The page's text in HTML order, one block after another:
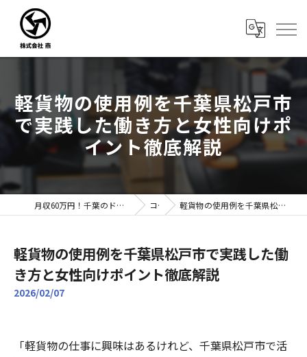
軽貨物の使用例を千葉県松戸市
で実践した働き方と女性向けポ
イント徹底解説
月収60万円！千葉のドライバー転職なら株式会社燕｜未経験歓迎 コラム 軽貨物の使用例を千葉県松戸市で実践した働き方と女性向けポイント徹底解説
軽貨物の使用例を千葉県松戸市で実践した働
き方と女性向けポイント徹底解説
2026/02/07
「軽貨物の仕事に興味はあるけれど、千葉県松戸市で活